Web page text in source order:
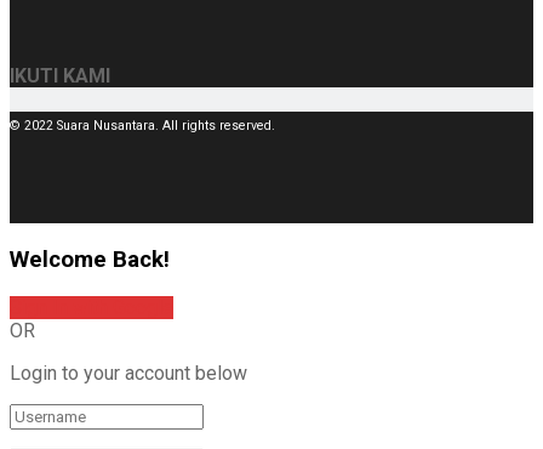
IKUTI KAMI
© 2022 Suara Nusantara. All rights reserved.
Welcome Back!
OR
Login to your account below